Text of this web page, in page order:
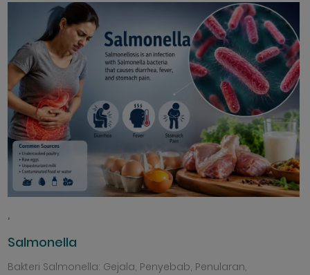
Salmonella
Bakteri Salmonella: Gejala, Penyebab, Penularan,